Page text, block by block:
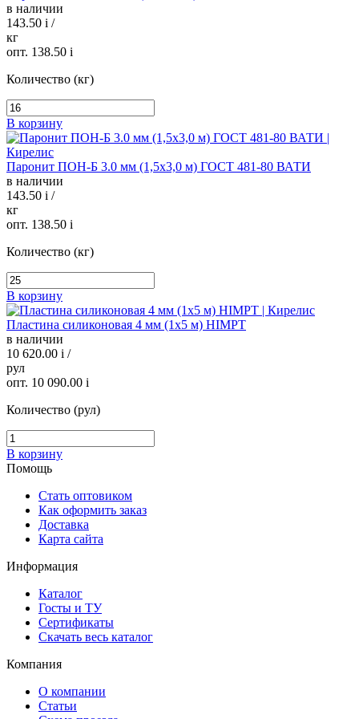
в наличии
143.50 i /
кг
опт. 138.50 i
Количество (кг)
В корзину
Паронит ПОН-Б 3.0 мм (1,5х3,0 м) ГОСТ 481-80 ВАТИ
в наличии
143.50 i /
кг
опт. 138.50 i
Количество (кг)
В корзину
Пластина силиконовая 4 мм (1х5 м) HIMPT
в наличии
10 620.00 i /
рул
опт. 10 090.00 i
Количество (рул)
В корзину
Помощь
Стать оптовиком
Как оформить заказ
Доставка
Карта сайта
Информация
Каталог
Госты и ТУ
Сертификаты
Скачать весь каталог
Компания
О компании
Статьи